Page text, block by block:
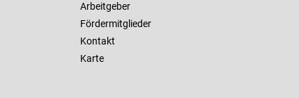
Arbeitgeber
Fördermitglieder
Kontakt
Karte